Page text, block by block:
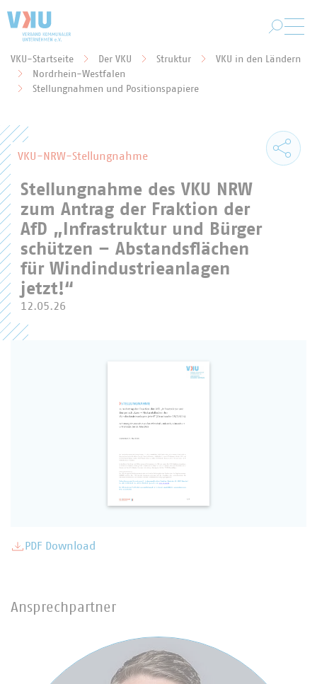
VKU-Startseite Der VKU Struktur
VKU in den Ländern
Nordrhein-Westfalen
Stellungnahmen und Positionspapiere
VKU-NRW-Stellungnahme
Stellungnahme des VKU NRW
zum Antrag der Fraktion der
AfD „Infrastruktur und Bürger
schützen – Abstandsflächen
für Windindustrieanlagen
jetzt!“
12.05.26
PDF Download
Ansprechpartner